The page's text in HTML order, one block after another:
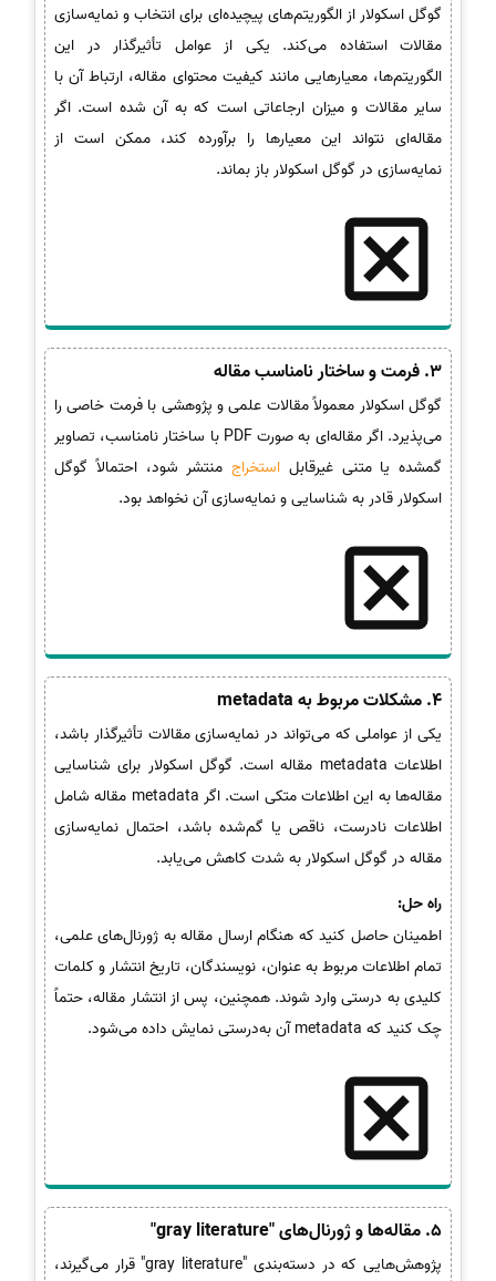
گوگل اسکولار از الگوریتم‌های پیچیده‌ای برای انتخاب و نمایه‌سازی
مقالات استفاده می‌کند. یکی از عوامل تأثیرگذار در این
الگوریتم‌ها، معیارهایی مانند کیفیت محتوای مقاله، ارتباط آن با
سایر مقالات و میزان ارجاعاتی است که به آن شده است. اگر
مقاله‌ای نتواند این معیارها را برآورده کند، ممکن است از
نمایه‌سازی در گوگل اسکولار باز بماند.
3. فرمت و ساختار نامناسب مقاله
گوگل اسکولار معمولاً مقالات علمی و پژوهشی با فرمت خاصی را
می‌پذیرد. اگر مقاله‌ای به صورت PDF با ساختار نامناسب، تصاویر
گمشده یا متنی غیرقابل استخراج منتشر شود، احتمالاً گوگل
اسکولار قادر به شناسایی و نمایه‌سازی آن نخواهد بود.
4. مشکلات مربوط به metadata
یکی از عواملی که می‌تواند در نمایه‌سازی مقالات تأثیرگذار باشد،
اطلاعات metadata مقاله است. گوگل اسکولار برای شناسایی
مقاله‌ها به این اطلاعات متکی است. اگر metadata مقاله شامل
اطلاعات نادرست، ناقص یا گم‌شده باشد، احتمال نمایه‌سازی
مقاله در گوگل اسکولار به شدت کاهش می‌یابد.
راه حل:
اطمینان حاصل کنید که هنگام ارسال مقاله به ژورنال‌های علمی،
تمام اطلاعات مربوط به عنوان، نویسندگان، تاریخ انتشار و کلمات
کلیدی به درستی وارد شوند. همچنین، پس از انتشار مقاله، حتماً
چک کنید که metadata آن به‌درستی نمایش داده می‌شود.
5. مقاله‌ها و ژورنال‌های "gray literature"
پژوهش‌هایی که در دسته‌بندی "gray literature" قرار می‌گیرند،